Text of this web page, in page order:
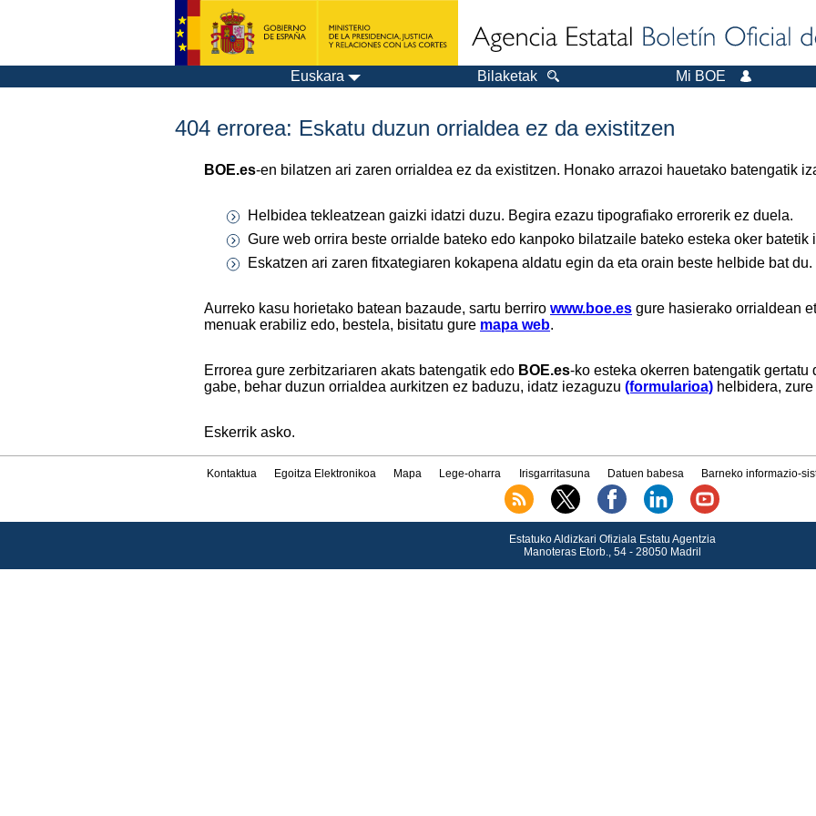
Euskara Bilaketak Mi BOE
404 errorea: Eskatu duzun orrialdea ez da existitzen
BOE.es-en bilatzen ari zaren orrialdea ez da existitzen. Honako arrazoi hauetako batengatik
Helbidea tekleatzean gaizki idatzi duzu. Begira ezazu tipografiako errorerik ez duela.
Gure web orrira beste orrialde bateko edo kanpoko bilatzaile bateko esteka oker batetik
Eskatzen ari zaren fitxategiaren kokapena aldatu egin da eta orain beste helbide bat du.
Aurreko kasu horietako batean bazaude, sartu berriro www.boe.es gure hasierako orrialdean
menuak erabiliz edo, bestela, bisitatu gure mapa web.
Errorea gure zerbitzariaren akats batengatik edo BOE.es-ko esteka okerren batengatik
gabe, behar duzun orrialdea aurkitzen ez baduzu, idatz iezaguzu (formularioa) helbidera,
Eskerrik asko.
Kontaktua Egoitza Elektronikoa Mapa Lege-oharra Irisgarritasuna Datuen babesa Barneko informazio-
Estatuko Aldizkari Ofiziala Estatu Agentzia
Manoteras Etorb., 54 - 28050 Madril